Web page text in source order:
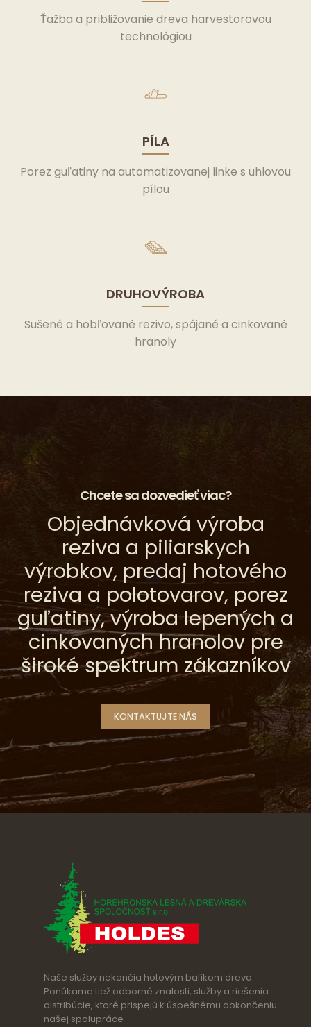
Ťažba a približovanie dreva harvestorovou
technológiou
PÍLA
Porez guľatiny na automatizovanej linke s uhlovou
pílou
DRUHOVÝROBA
Sušené a hobľované rezivo, spájané a cinkované
hranoly
Chcete sa dozvedieť viac?
Objednávková výroba
reziva a piliarskych
výrobkov, predaj hotového
reziva a polotovarov, porez
guľatiny, výroba lepených a
cinkovaných hranolov pre
široké spektrum zákazníkov
KONTAKTUJTE NÁS
Naše služby nekončia hotovým balíkom dreva.
Ponúkame tiež odborné znalosti, služby a riešenia
distribúcie, ktoré prispejú k úspešnému dokončeniu
našej spolupráce